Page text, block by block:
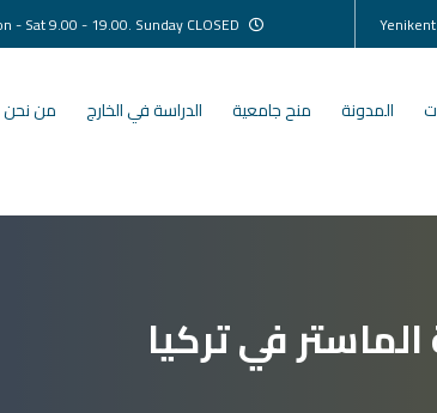
المدونة منح جامعية الدراسة في الخارج من نحن
في تركيا